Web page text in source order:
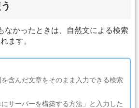
なかったときは、自然文による検索
ます。
含んだ文章をそのまま入力できる検索
サーバーを構築する方法」と入力した